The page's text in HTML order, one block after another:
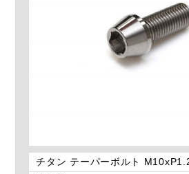
チタン テーパーボルト